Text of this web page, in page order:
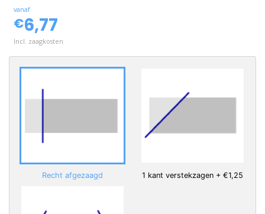
vanaf
€6,77
Incl. zaagkosten
Recht afgezaagd 1 kant verstekzagen + €1,25